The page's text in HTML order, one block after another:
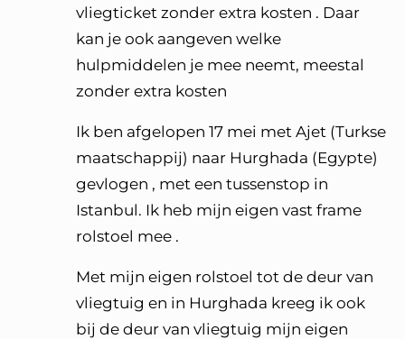
vliegticket zonder extra kosten . Daar
kan je ook aangeven welke
hulpmiddelen je mee neemt, meestal
zonder extra kosten
Ik ben afgelopen 17 mei met Ajet (Turkse
maatschappij) naar Hurghada (Egypte)
gevlogen , met een tussenstop in
Istanbul. Ik heb mijn eigen vast frame
rolstoel mee .
Met mijn eigen rolstoel tot de deur van
vliegtuig en in Hurghada kreeg ik ook
bij de deur van vliegtuig mijn eigen